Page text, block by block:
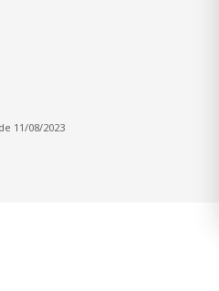
11/08/2023